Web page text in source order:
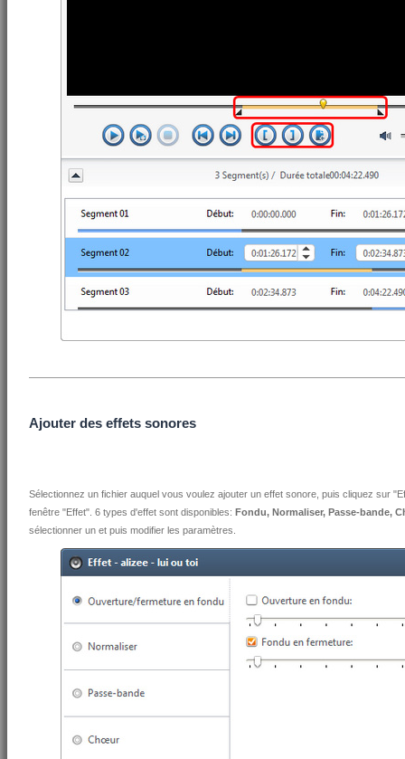
Ajouter des effets sonores
Sélectionnez un fichier auquel vous voulez ajouter un effet sonore, puis cliquez sur
fenêtre "Effet". 6 types d'effet sont disponibles: Fondu, Normaliser, Passe-bande,
sélectionner un et puis modifier les paramètres.